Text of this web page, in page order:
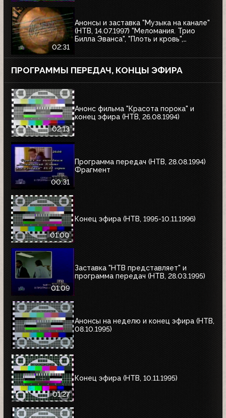
02:31
Анонсы и заставка "Музыка на канале"
(НТВ, 14.07.1997) "Меломания. Трио
Билла Эванса", "Плоть и кровь",
ПРОГРАММЫ ПЕРЕДАЧ, КОНЦЫ ЭФИРА
02:13
Анонс фильма "Красота порока" и
конец эфира (НТВ, 26.08.1994)
00:31
Программа передач (НТВ, 28.08.1994)
Фрагмент
01:00
Конец эфира (НТВ, 1995-10.11.1996)
01:09
Заставка "НТВ представляет" и
программа передач (НТВ, 28.03.1995)
Анонсы на неделю и конец эфира (НТВ,
08.10.1995)
01:27
Конец эфира (НТВ, 10.11.1995)